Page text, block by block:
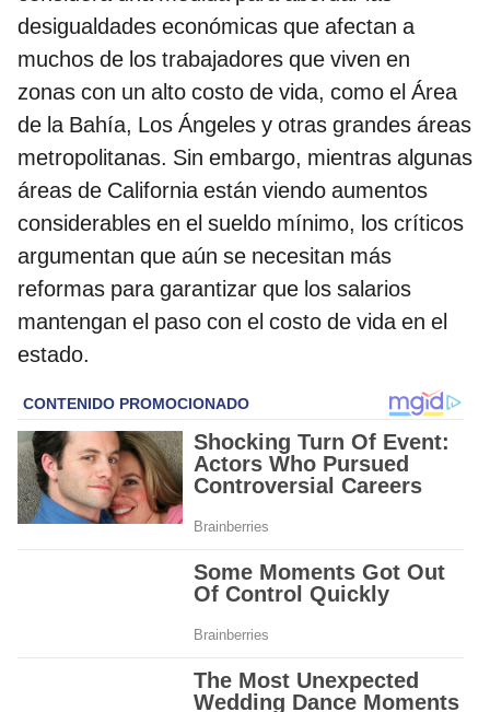
desigualdades económicas que afectan a
muchos de los trabajadores que viven en
zonas con un alto costo de vida, como el Área
de la Bahía, Los Ángeles y otras grandes áreas
metropolitanas. Sin embargo, mientras algunas
áreas de California están viendo aumentos
considerables en el sueldo mínimo, los críticos
argumentan que aún se necesitan más
reformas para garantizar que los salarios
mantengan el paso con el costo de vida en el
estado.